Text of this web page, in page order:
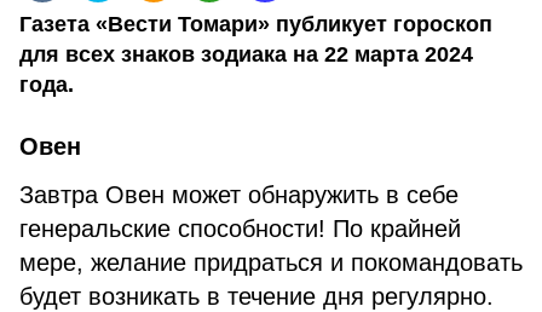
Газета «Вести Томари» публикует гороскоп
для всех знаков зодиака на 22 марта 2024
года.
Овен
Завтра Овен может обнаружить в себе
генеральские способности! По крайней
мере, желание придраться и покомандовать
будет возникать в течение дня регулярно.